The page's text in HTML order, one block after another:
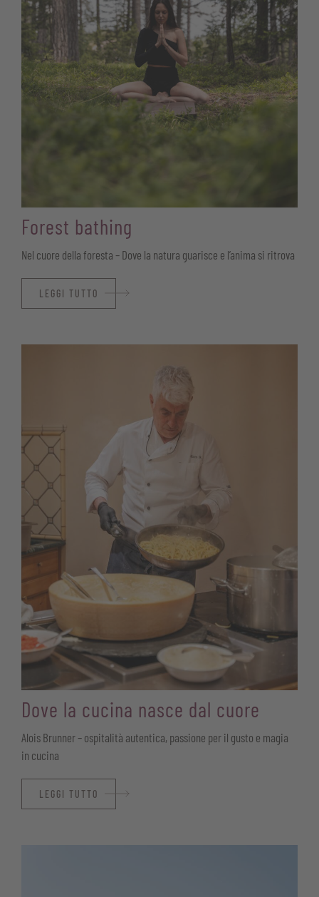
Forest bathing
Nel cuore della foresta – Dove la natura guarisce e l’anima si ritrova
LEGGI TUTTO
Dove la cucina nasce dal cuore
Alois Brunner – ospitalità autentica, passione per il gusto e magia
in cucina
LEGGI TUTTO